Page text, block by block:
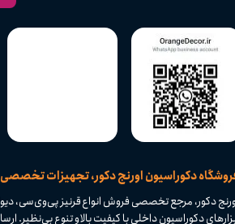
دکوراسیون اورنج دکور، تجهیزات
دکور، مرجع تخصصی فروش انواع قرنیز پی‌وی‌سی،